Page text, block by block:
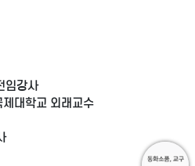
임강사
대학교 외래교수